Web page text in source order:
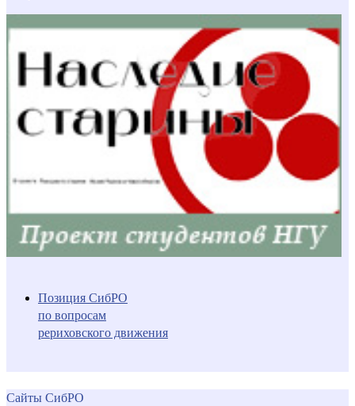
Позиция СибРО
по вопросам
рериховского движения
Сайты СибРО